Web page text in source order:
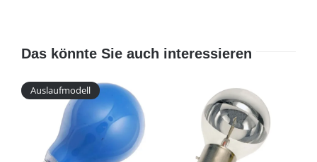
Das könnte Sie auch interessieren
Auslaufmodell